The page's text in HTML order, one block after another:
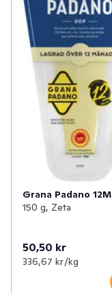
Grana Padano 12M
150 g, Zeta
50,50 kr
336,67 kr /kg